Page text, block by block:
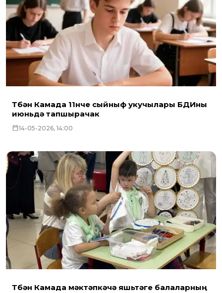
Түбән Камада 11нче сыйныф укучылары БДИны
июньдә тапшырачак
14-05-2026, 14:00
Түбән Камада мәктәпкәчә яшьтәге балаларның